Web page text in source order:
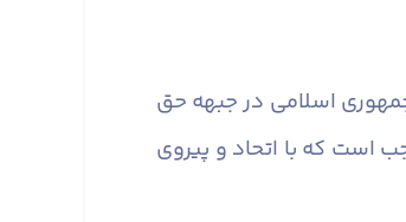
جمهوری اسلامی در جبهه حق
است که با اتحاد و پیروی